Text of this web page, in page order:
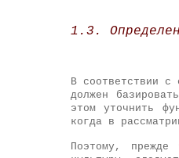
1.3.
В соответствии с
должен
этом уточнить
когда в
Поэтому, прежде